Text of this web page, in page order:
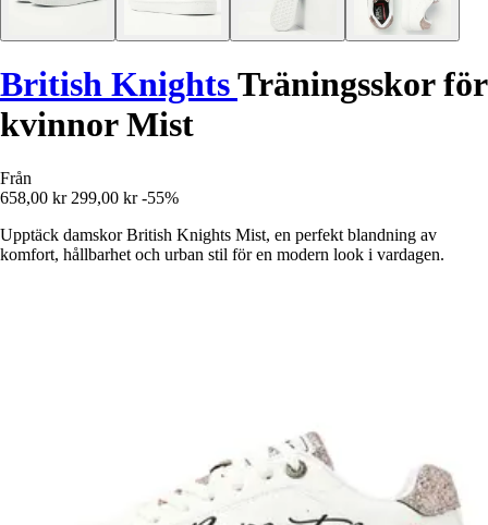
British KnightsTräningsskor för
kvinnor Mist
Från
658,00 kr 299,00 kr -55%
Upptäck damskor British Knights Mist, en perfekt blandning av
komfort, hållbarhet och urban stil för en modern look i vardagen.